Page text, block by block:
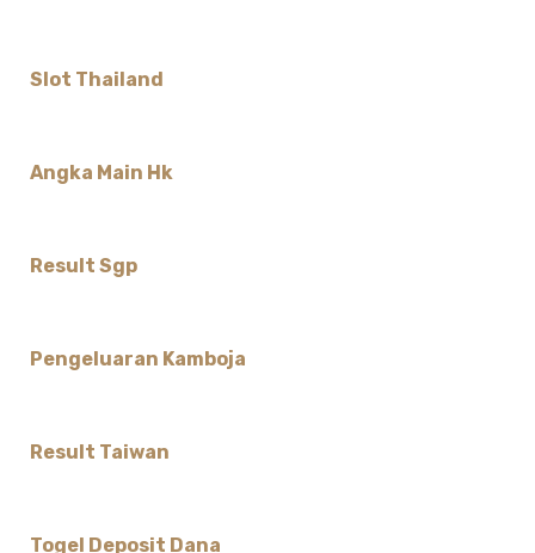
Slot Thailand
Angka Main Hk
Result Sgp
Pengeluaran Kamboja
Result Taiwan
Togel Deposit Dana